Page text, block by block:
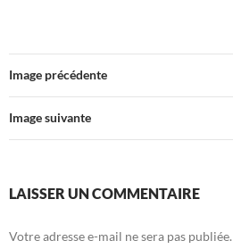
Image précédente
Image suivante
LAISSER UN COMMENTAIRE
Votre adresse e-mail ne sera pas publiée.